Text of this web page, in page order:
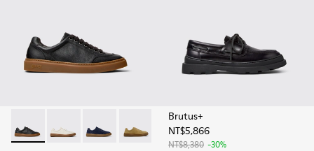
Runner Twentyfive - K101105-010 - 男士黑色皮質運動鞋
Runner Twentyfive - K101105-009 - 男士白色真皮運
Runner Twentyfive - K101105-005
Runner Twentyfive - K101105-002
Brutus+
NT$5,866
NT$8,380 -30%